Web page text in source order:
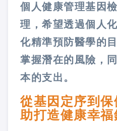
個人健康管理基因
理，希望透過個人
化精準預防醫學的
掌握潛在的風險，
本的支出。
從基因定序到
助打造健康幸福